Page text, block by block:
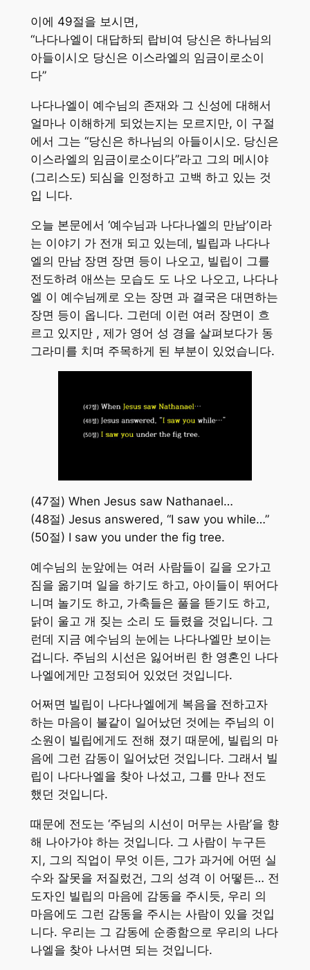
이에 49절을 보시면,
“나다나엘이 대답하되 랍비여 당신은 하나님의
아들이시오 당신은 이스라엘의 임금이로소이
다”
나다나엘이 예수님의 존재와 그 신성에 대해서
얼마나 이해하게 되었는지는 모르지만, 이 구절
에서 그는 “당신은 하나님의 아들이시오. 당신은
이스라엘의 임금이로소이다”라고 그의 메시야
(그리스도) 되심을 인정하고 고백 하고 있는 것
입 니다.
오늘 본문에서 ‘예수님과 나다나엘의 만남’이라
는 이야기 가 전개 되고 있는데, 빌립과 나다나
엘의 만남 장면 장면 등이 나오고, 빌립이 그를
전도하려 애쓰는 모습도 도 나오 나오고, 나다나
엘 이 예수님께로 오는 장면 과 결국은 대면하는
장면 등이 옵니다. 그런데 이런 여러 장면이 흐
르고 있지만 , 제가 영어 성 경을 살펴보다가 동
그라미를 치며 주목하게 된 부분이 있었습니다.
(47절) When Jesus saw Nathanael…
(48절) Jesus answered, “I saw you while…”
(50절) I saw you under the fig tree.
예수님의 눈앞에는 여러 사람들이 길을 오가고
짐을 옮기며 일을 하기도 하고, 아이들이 뛰어다
니며 놀기도 하고, 가축들은 풀을 뜯기도 하고,
닭이 울고 개 짖는 소리 도 들렸을 것입니다. 그
런데 지금 예수님의 눈에는 나다나엘만 보이는
겁니다. 주님의 시선은 잃어버린 한 영혼인 나다
나엘에게만 고정되어 있었던 것입니다.
어쩌면 빌립이 나다나엘에게 복음을 전하고자
하는 마음이 불같이 일어났던 것에는 주님의 이
소원이 빌립에게도 전해 졌기 때문에, 빌립의 마
음에 그런 감동이 일어났던 것입니다. 그래서 빌
립이 나다나엘을 찾아 나섰고, 그를 만나 전도
했던 것입니다.
때문에 전도는 ‘주님의 시선이 머무는 사람’을 향
해 나아가야 하는 것입니다. 그 사람이 누구든
지, 그의 직업이 무엇 이든, 그가 과거에 어떤 실
수와 잘못을 저질렀건, 그의 성격 이 어떻든… 전
도자인 빌립의 마음에 감동을 주시듯, 우리 의
마음에도 그런 감동을 주시는 사람이 있을 것입
니다. 우리는 그 감동에 순종함으로 우리의 나다
나엘을 찾아 나서면 되는 것입니다.